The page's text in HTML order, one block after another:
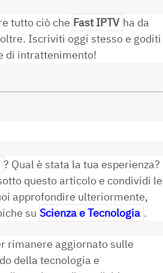
tutto ciò che Fast IPTV ha da
Iscriviti oggi stesso e goditi
di intrattenimento!
? Qual è stata la tua esperienza?
questo articolo e condividi le
approfondire ulteriormente,
su Scienza e Tecnologia .
rimanere aggiornato sulle
della tecnologia e